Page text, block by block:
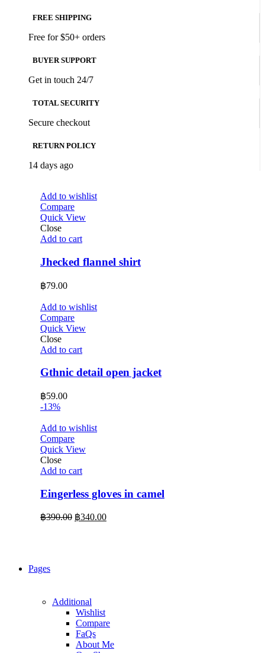
FREE SHIPPING
Free for $50+ orders
BUYER SUPPORT
Get in touch 24/7
TOTAL SECURITY
Secure checkout
RETURN POLICY
14 days ago
Add to wishlist
Compare
Quick View
Close
Add to cart
Jhecked flannel shirt
฿79.00
Add to wishlist
Compare
Quick View
Close
Add to cart
Gthnic detail open jacket
฿59.00
-13%
Add to wishlist
Compare
Quick View
Close
Add to cart
Eingerless gloves in camel
฿390.00 Original
฿340.00Current
Pages
Additional
Wishlist
Compare
FaQs
About Me